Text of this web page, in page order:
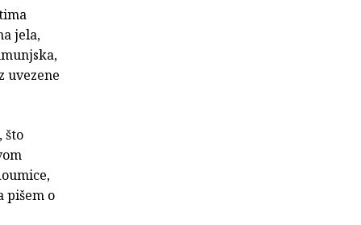
jela,
uvezene
što
pišem o